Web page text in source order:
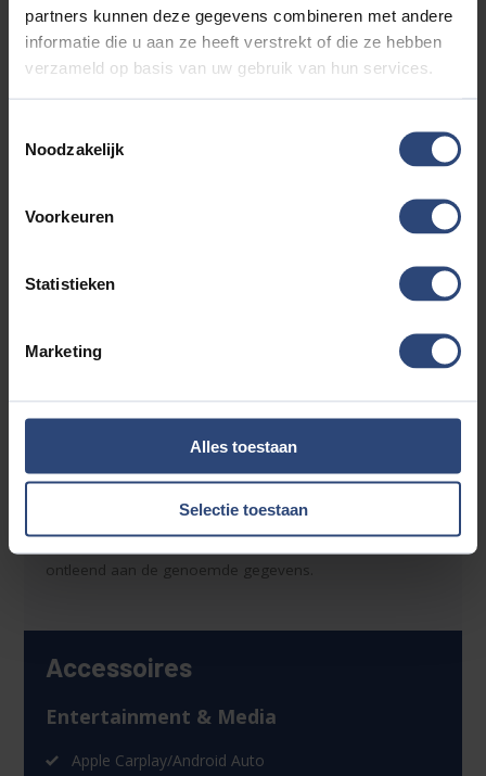
partners kunnen deze gegevens combineren met andere
informatie die u aan ze heeft verstrekt of die ze hebben
verzameld op basis van uw gebruik van hun services.
Noodzakelijk
Voorkeuren
Statistieken
Marketing
Alles toestaan
Selectie toestaan
De getoonde vraagprijs is inclusief ons basis
servicepakket bestaande uit tenaamstelling, stofzuigen,
wassen, NAP check en een geldige apk keuring. Voor een
meerprijs van € 795,- leveren wij uw auto af als GARANT
fabrieks voorschrift, halve tank brandstof, professionele
minimaal 1 laadkabel (tenzij er 2 laadkabels aanwezig
zijn), minimaal 12 maanden geldige APK, 12 maanden
verzekerde kwaliteit.... Vanzelfsprekend is inruil ook
https://www.autoaaltink.nl of neem contact met ons op
Alle moeite is genomen om de informatie in deze
advertentie zo accuraat en actueel mogelijk weer te
geven. Fouten zijn echter nooit uit te sluiten. Vertrouw
bij aankoop de zaken die uw beslissing zouden kunnen
ontleend aan de genoemde gegevens.
Accessoires
Entertainment & Media
Apple Carplay/Android Auto